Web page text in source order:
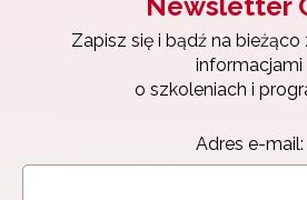
Zapisz się i bądź na
informacjami
o szkoleniach i
Adres e-mail: